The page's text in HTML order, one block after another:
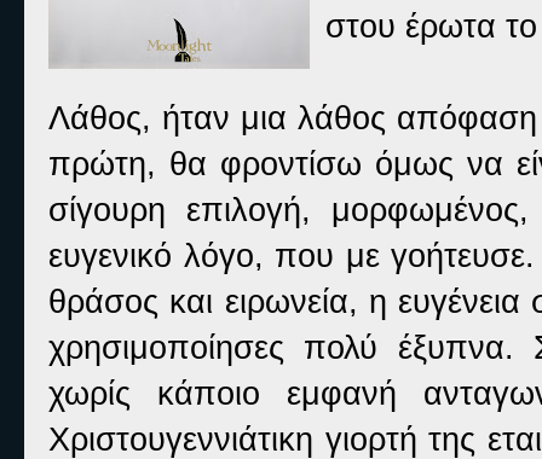
στου έρωτα το
Λάθος, ήταν μια λάθος απόφαση
πρώτη, θα φροντίσω όμως να
σίγουρη επιλογή,
ευγενικό λόγο, που με
θράσος και ειρωνεία, η
χρησιμοποίησες πολύ έξυπνα.
χωρίς κάποιο εμφανή
Χριστουγεννιάτικη γιορτή της